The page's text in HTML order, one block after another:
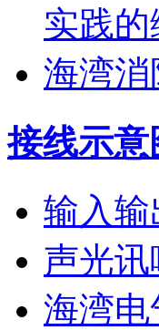
实践
海湾
接线示意
输入
声光
海湾